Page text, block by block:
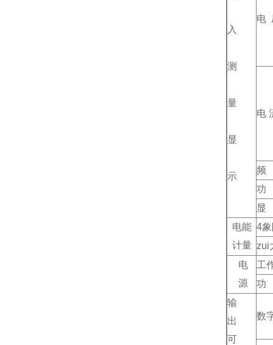
入
测
量
显
示
电
电
频
功
显
电能
计量
4
zui
电
源
工
功
输
出
可
数